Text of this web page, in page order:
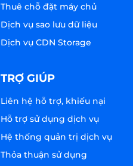
Thuê chỗ đặt máy chủ
Dịch vụ sao lưu dữ liệu
Dịch vụ CDN Storage
TRỢ GIÚP
Liên hệ hỗ trợ, khiếu nại
Hỗ trợ sử dụng dịch vụ
Hệ thống quản trị dịch vụ
Thỏa thuận sử dụng